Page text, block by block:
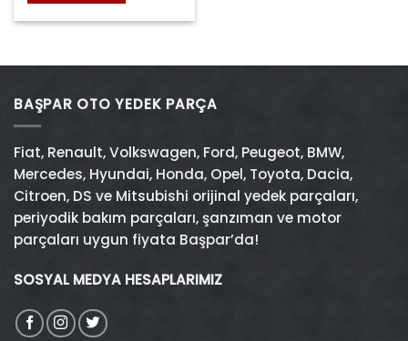
BAŞPAR OTO YEDEK PARÇA
Fiat, Renault,Volkswagen, Ford, Peugeot, BMW,
Mercedes, Hyundai, Honda, Opel, Toyota, Dacia,
Citroen, DS ve Mitsubishi orijinal yedek parçaları,
periyodik bakım parçaları, şanzıman ve motor
parçaları uygun fiyata Başpar’da!
SOSYAL MEDYA HESAPLARIMIZ